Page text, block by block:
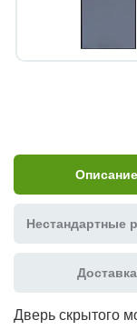
Описание
Нестандартные
Доставка
Дверь скрытого